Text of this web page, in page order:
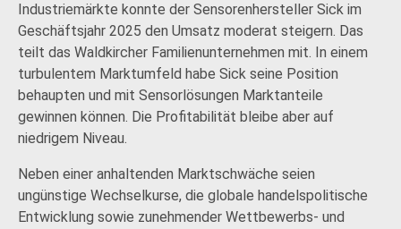
Industriemärkte konnte der Sensorenhersteller Sick im
Geschäftsjahr 2025 den Umsatz moderat steigern. Das
teilt das Waldkircher Familienunternehmen mit. In einem
turbulentem Marktumfeld habe Sick seine Position
behaupten und mit Sensorlösungen Marktanteile
gewinnen können. Die Profitabilität bleibe aber auf
niedrigem Niveau.
Neben einer anhaltenden Marktschwäche seien
ungünstige Wechselkurse, die globale handelspolitische
Entwicklung sowie zunehmender Wettbewerbs- und